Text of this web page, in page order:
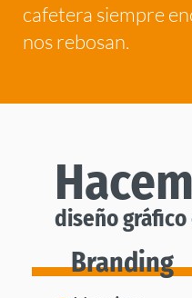
cafetera siempre
nos rebosan.
diseño gráfico
Branding